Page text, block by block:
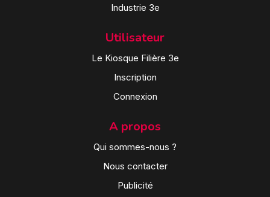
Industrie 3e
Utilisateur
Le Kiosque Filière 3e
Inscription
Connexion
A propos
Qui sommes-nous ?
Nous contacter
Publicité